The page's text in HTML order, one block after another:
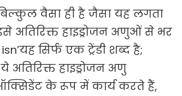
बिल्कुल वैसा ही है जैसा यह लगता
अतिरिक्त हाइड्रोजन अणुओं से भर
सिर्फ एक ट्रेंडी शब्द है;
अतिरिक्त हाइड्रोजन अणु
के रूप में कार्य करते हैं,